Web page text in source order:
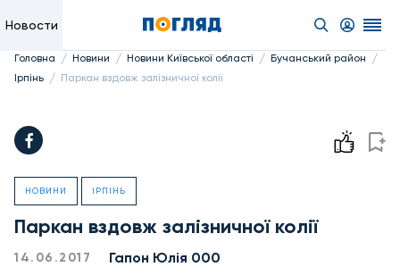
Новости
Головна / Новини / Новини Київської області / Бучанський район /
Ірпінь / Паркан вздовж залізничної колії
НОВИНИ ІРПІНЬ
Паркан вздовж залізничної колії
14.06.2017 Гапон Юлія 000